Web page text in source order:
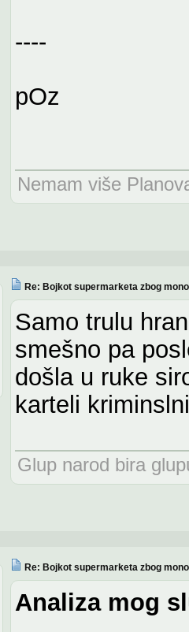
----
pOz
Nemam više
Re: Bojkot supermarketa zbog
Samo trulu
smešno pa
došla u ruke
karteli
Glup narod bira
Re: Bojkot supermarketa zbog
Analiza mog